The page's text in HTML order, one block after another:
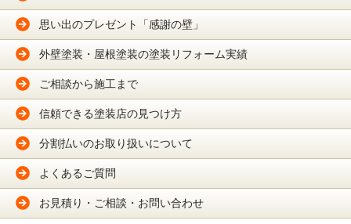
思い出のプレゼント「感謝の壁」
外壁塗装・屋根塗装の塗装リフォーム実績
ご相談から施工まで
信頼できる塗装店の見つけ方
分割払いのお取り扱いについて
よくあるご質問
お見積り・ご相談・お問い合わせ